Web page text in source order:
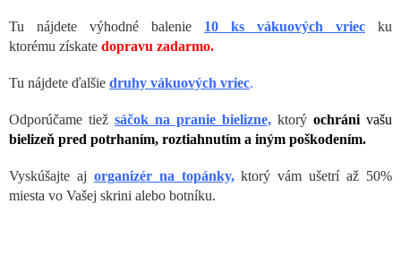
Tu nájdete výhodné balenie 10 ks vákuových vriec
ku
ktorému získate dopravu zadarmo.
Tu nájdete ďalšie druhy vákuových vriec.
Odporúčame tiež sáčok na pranie bielizne, ktorý ochráni vašu
bielizeň pred potrhaním, roztiahnutím a iným poškodením.
Vyskúšajte aj organizér na topánky,ktorý vám ušetrí až 50%
miesta vo Vašej skrini alebo botníku.